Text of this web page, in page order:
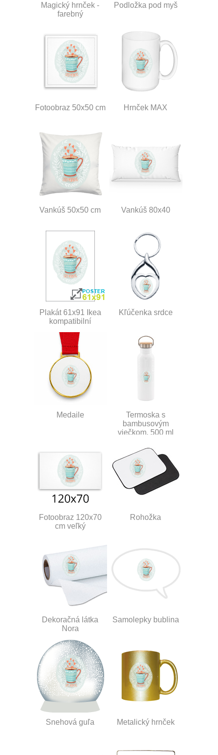
Magický hrnček -
farebný
Podložka pod myš
Fotoobraz 50x50 cm Hrnček MAX
Vankúš 50x50 cm Vankúš 80x40
Plakát 61x91 Ikea
kompatibilní
Kľúčenka srdce
Medaile
Termoska s
bambusovým
viečkom, 500 ml
Fotoobraz 120x70
cm veľký
Rohožka
Dekoračná látka
Nora
Samolepky bublina
Snehová guľa Metalický hrnček